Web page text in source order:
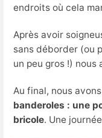
endroits où cela
Après avoir
sans déborder (ou
un peu gros !) nous
Au final, nous
banderoles : une
bricole. Une